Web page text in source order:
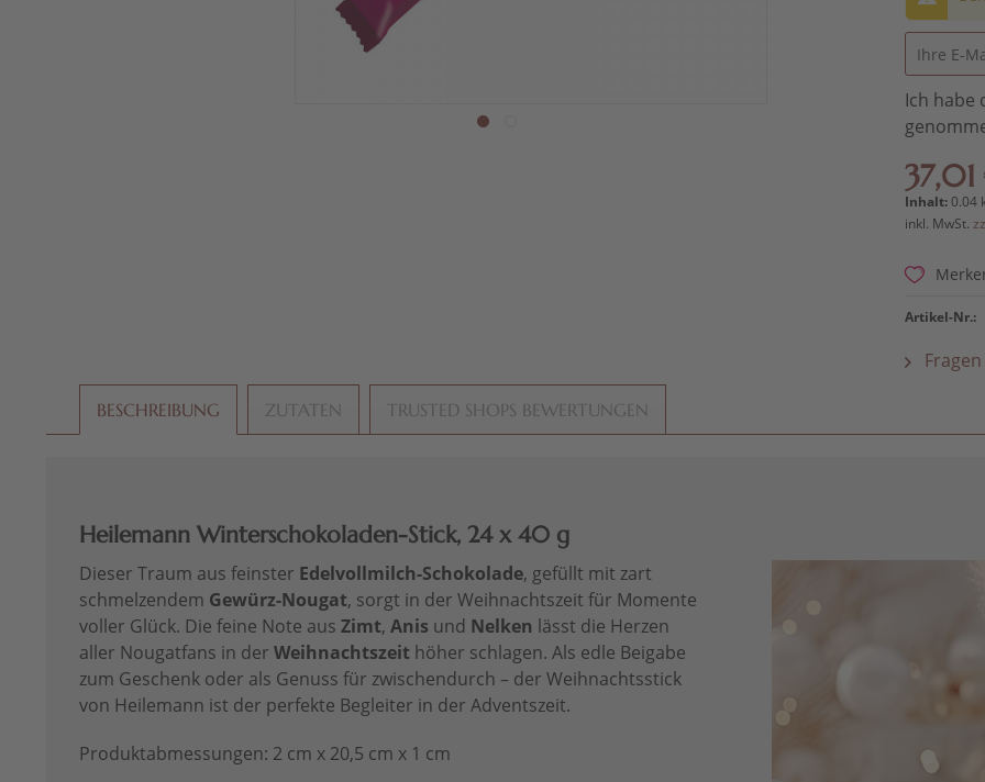
Ich habe
Inhalt:0.04
inkl. MwSt.
Artikel-Nr.:
BESCHREIBUNG ZUTATEN TRUSTED SHOPS BEWERTUNGEN
Heilemann Winterschokoladen-Stick, 24 x 40 g
Dieser Traum aus feinster Edelvollmilch-Schokolade, gefüllt mit zart
schmelzendem Gewürz-Nougat, sorgt in der Weihnachtszeit für Momente
voller Glück. Die feine Note aus Zimt, Anis und Nelken lässt die Herzen
aller Nougatfans in der Weihnachtszeit höher schlagen. Als edle Beigabe
zum Geschenk oder als Genuss für zwischendurch – der Weihnachtsstick
von Heilemann ist der perfekte Begleiter in der Adventszeit.
Produktabmessungen: 2 cm x 20,5 cm x 1 cm